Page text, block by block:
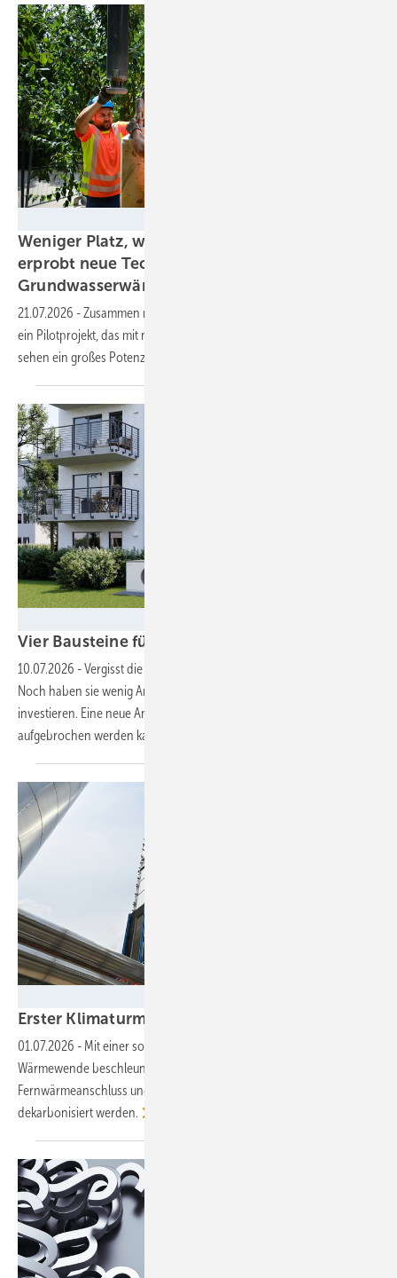
Weniger Platz, weniger Kosten: München
erprobt neue Technologie für
Grundwasserwärmepumpen
21.07.2026 -Zusammen mit Stadt und TU München bauen die SWM
ein Pilotprojekt, das mit nur einem Brunnen auskommt. Die Beteiligten
sehen ein großes Potenzial, auch über München
Vier Bausteine für eine soziale
10.07.2026 -Vergisst die Politik bei der Wärmewende die Mieter?
Noch haben sie wenig Anreize, in energietische Sanierung zu
investieren. Eine neue Analyse zeigt, wie dieses Problem
aufgebrochen werden kann.
Erster Klimaturm geht in Bremen in
01.07.2026 - Mit einer solchen dezentralen Lösung lässt sich die
Wärmewende beschleunigen, da sie dezentraler wird. Quartiere ohne
Fernwärmeanschluss und ohne Platz für Wärmepumpen können so
dekarbonisiertwerden.